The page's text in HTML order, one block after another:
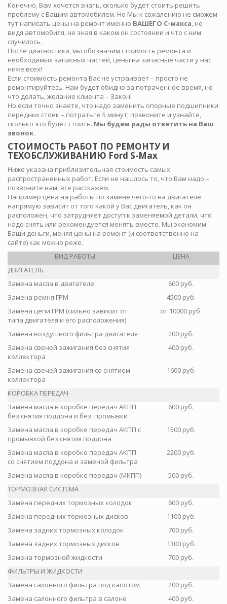
Конечно, Вам хочется знать, сколько будет стоить решить
проблему с Вашим автомобилем. Но Мы к сожалению не сможем
тут написать цены на ремонт именно ВАШЕГО С-макса, не
видя автомобиля, не зная в каком он состоянии и что с ним
случилось.
После диагностики, мы обозначим стоимость ремонта и
необходимых запасных частей, цены на запасные части у нас
ниже всех!
Если стоимость ремонта Вас не устраивает – просто не
ремонтируйтесь. Нам будет обидно за потраченное время, но
что делать, желание клиента – Закон!
Но если точно знаете, что надо заменить опорные подшипники
передних стоек – потратьте 5 минут, позвоните и узнайте,
сколько это будет стоить. Мы будем рады ответить на Ваш
звонок.
СТОИМОСТЬ РАБОТ ПО РЕМОНТУ И
ТЕХОБСЛУЖИВАНИЮ Ford S-Max
Ниже указана приблизительная стоимость самых
распространенных работ. Если не нашлось то, что Вам надо –
позвоните нам, все расскажем.
Например цена на работы по замене чего-то на двигателе
напрямую зависит от того какой у Вас двигатель, как он
расположен, что затрудняет доступ к заменяемой детали, что
надо снять или рекомендуется менять вместе. Мы экономим
Ваши деньги, меняя цены на ремонт (и соответственно на
сайте) как можно реже.
ВИД РАБОТЫ
ЦЕНА
ДВИГАТЕЛЬ
Замена масла в двигателе
600 руб.
Замена ремня ГРМ
4500 руб.
Замена цепи ГРМ (сильно зависит от
типа двигателя и его расположения)
от 10000 руб.
Замена воздушного фильтра двигателя
200 руб.
Замена свечей зажигания без снятия
коллектора
400 руб.
Замена свечей зажигания со снятием
коллектора
1600 руб.
КОРОБКА ПЕРЕДАЧ
Замена масла в коробке передач АКПП
без снятия поддона и без промывки
600 руб.
Замена масла в коробке передач АКПП с
промывкой без снятия поддона
1500 руб.
Замена масла в коробке передач АКПП
со снятием поддона и заменой фильтра
2200 руб.
Замена масла в коробке передач (МКПП)
500 руб.
ТОРМОЗНАЯ СИСТЕМА
Замена передних тормозных колодок
600 руб.
Замена передних тормозных дисков
1100 руб.
Замена задних тормозных колодок
700 руб.
Замена задних тормозных дисков
1300 руб.
Замена тормозной жидкости
700 руб.
ФИЛЬТРЫ И ЖИДКОСТИ
Замена салонного фильтра под капотом
200 руб.
Замена салонного фильтра в салоне
400 руб.